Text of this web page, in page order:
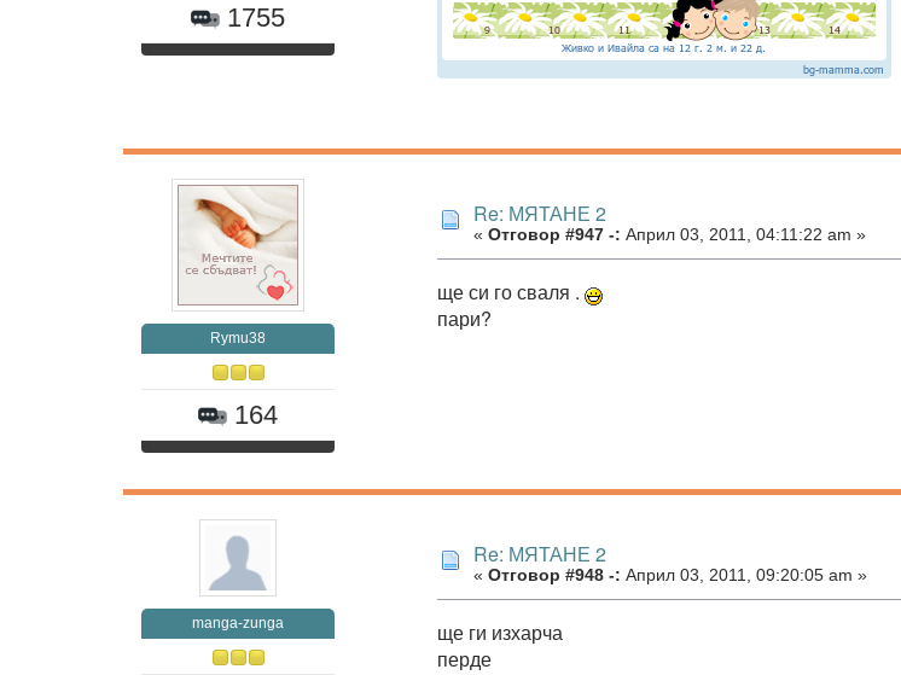
1755
Rymu38
164
Re: МЯТАНЕ 2
« Отговор #947 -: Април 03, 2011, 04:11:22 am »
ще си го сваля .
пари?
manga-zunga
Re: МЯТАНЕ 2
« Отговор #948 -: Април 03, 2011, 09:20:05 am »
ще ги изхарча
перде